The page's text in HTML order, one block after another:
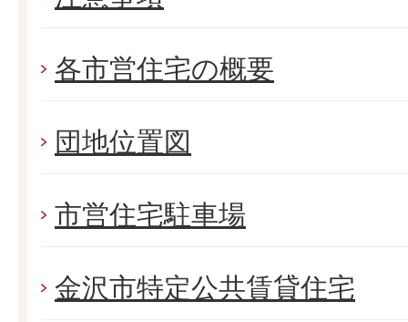
各市営住宅の概要
団地位置図
市営住宅駐車場
金沢市特定公共賃貸住宅